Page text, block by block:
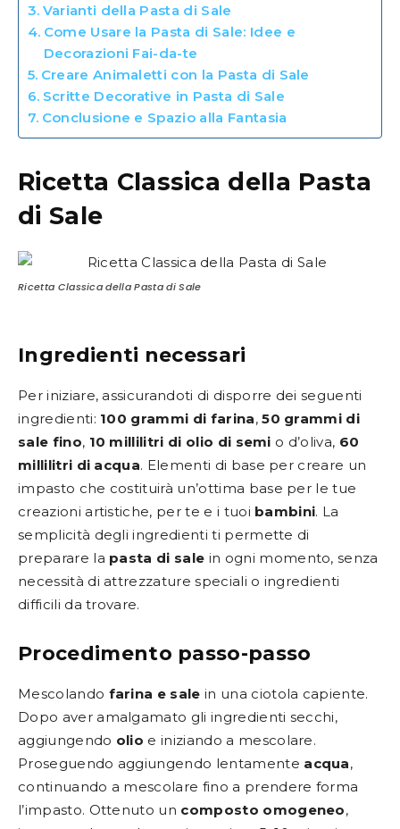
Varianti della Pasta di Sale
Come Usare la Pasta di Sale: Idee e
Decorazioni Fai-da-te
Creare Animaletti con la Pasta di Sale
Scritte Decorative in Pasta di Sale
Conclusione e Spazio alla Fantasia
Ricetta Classica della Pasta
di Sale
Ricetta Classica della Pasta di Sale
Ingredienti necessari
Per iniziare, assicurandoti di disporre dei seguenti
ingredienti: 100 grammi di farina,50 grammi di
sale fino, 10 millilitri di olio di semi o d’oliva, 60
millilitri di acqua. Elementi di base per creare un
impasto che costituirà un’ottima base per le tue
creazioni artistiche, per te e i tuoi bambini. La
semplicità degli ingredienti ti permette di
preparare la pasta di sale in ogni momento, senza
necessità di attrezzature speciali o ingredienti
difficili da trovare.
Procedimento passo-passo
Mescolando farina e sale in una ciotola capiente.
Dopo aver amalgamato gli ingredienti secchi,
aggiungendo olio e iniziando a mescolare.
Proseguendo aggiungendo lentamente acqua,
continuando a mescolare fino a prendere forma
l’impasto. Ottenuto un composto omogeneo,